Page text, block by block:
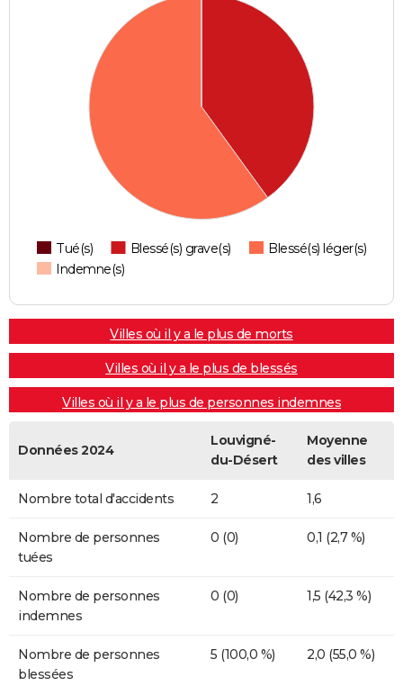
Tué(s) Blessé(s) grave(s)
Blessé(s) léger(s)
Indemne(s)
Villes où il y a le plus de morts
Villes où il y a le plus de blessés
Villes où il y a le plus de personnes indemnes
Données 2024
Louvigné-
du-Désert
Moyenne
des villes
Nombre total d'accidents 2 1,6
Nombre de personnes
tuées
0 (0) 0,1 (2,7 %)
Nombre de personnes
indemnes
0 (0) 1,5 (42,3 %)
Nombre de personnes
blessées
5 (100,0 %) 2,0 (55,0 %)